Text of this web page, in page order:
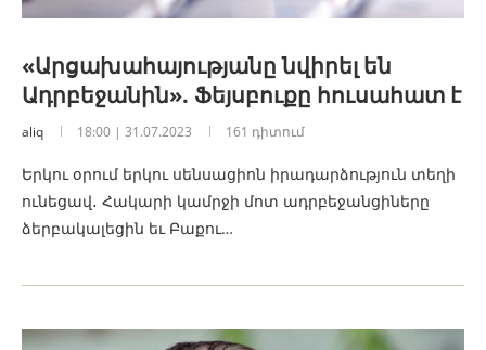
«Արցախահայությանը նվիրել են
Ադրբեջանին». Ֆեյսբուքը հուսահատ է
aliq 18:00 | 31.07.2023 161 դիտում
Երկու օրում երկու սենսացիոն իրադարձություն տեղի
ունեցավ․ Հակարի կամրջի մոտ ադրբեջանցիները
ձերբակալեցին եւ Բաքու…